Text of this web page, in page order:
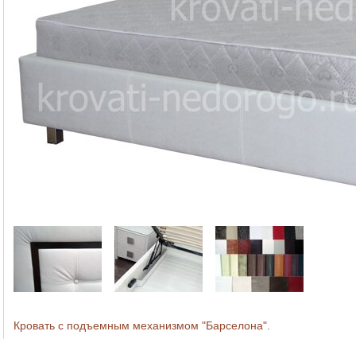
Кровать с подъемным механизмом "Барселона".